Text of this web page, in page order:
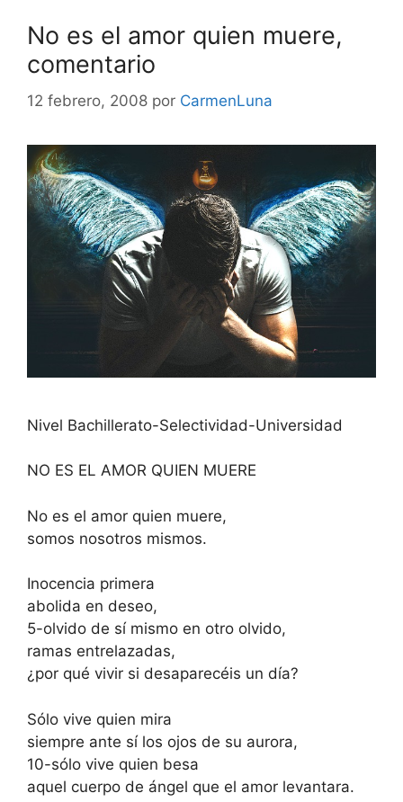
No es el amor quien muere,
comentario
12 febrero, 2008 por CarmenLuna
Nivel Bachillerato-Selectividad-Universidad
NO ES EL AMOR QUIEN MUERE
No es el amor quien muere,
somos nosotros mismos.
Inocencia primera
abolida en deseo,
5-olvido de sí mismo en otro olvido,
ramas entrelazadas,
¿por qué vivir si desaparecéis un día?
Sólo vive quien mira
siempre ante sí los ojos de su aurora,
10-sólo vive quien besa
aquel cuerpo de ángel que el amor levantara.